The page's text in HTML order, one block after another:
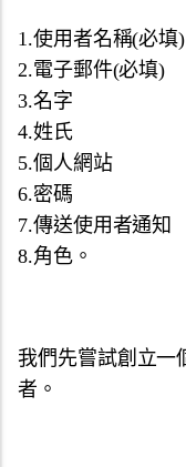
1.使用者名稱(必填)
2.電子郵件(必填)
3.名字
4.姓氏
5.個人網站
6.密碼
7.傳送使用者通知
8.角色。
我們先嘗試創立一
者。